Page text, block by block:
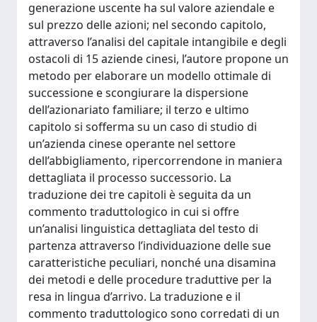
generazione uscente ha sul valore aziendale e
sul prezzo delle azioni; nel secondo capitolo,
attraverso l’analisi del capitale intangibile e degli
ostacoli di 15 aziende cinesi, l’autore propone un
metodo per elaborare un modello ottimale di
successione e scongiurare la dispersione
dell’azionariato familiare; il terzo e ultimo
capitolo si sofferma su un caso di studio di
un’azienda cinese operante nel settore
dell’abbigliamento, ripercorrendone in maniera
dettagliata il processo successorio. La
traduzione dei tre capitoli è seguita da un
commento traduttologico in cui si offre
un’analisi linguistica dettagliata del testo di
partenza attraverso l’individuazione delle sue
caratteristiche peculiari, nonché una disamina
dei metodi e delle procedure traduttive per la
resa in lingua d’arrivo. La traduzione e il
commento traduttologico sono corredati di un